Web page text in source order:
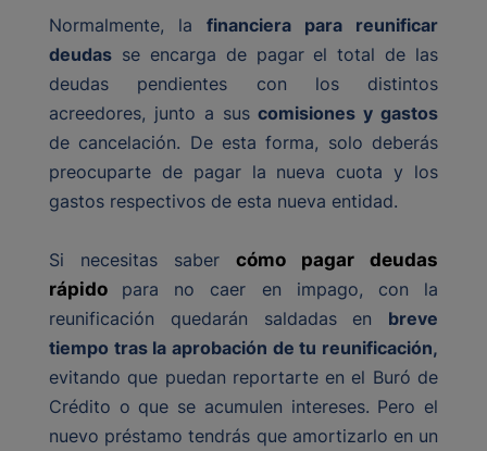
Normalmente, la financiera para reunificar
deudas se encarga de pagar el total de las
deudas pendientes con los distintos
acreedores, junto a suscomisiones y gastos
de cancelación. De esta forma, solo deberás
preocuparte de pagar la nueva cuota y los
gastos respectivos de esta nueva entidad.
Si necesitas saber cómo pagar deudas
rápido
para no caer en impago, con la
reunificación quedarán saldadas en breve
tiempo tras la aprobación de tu reunificación,
evitando que puedan reportarte en el Buró de
Crédito o que se acumulen intereses. Pero el
nuevo préstamo tendrás que amortizarlo en un